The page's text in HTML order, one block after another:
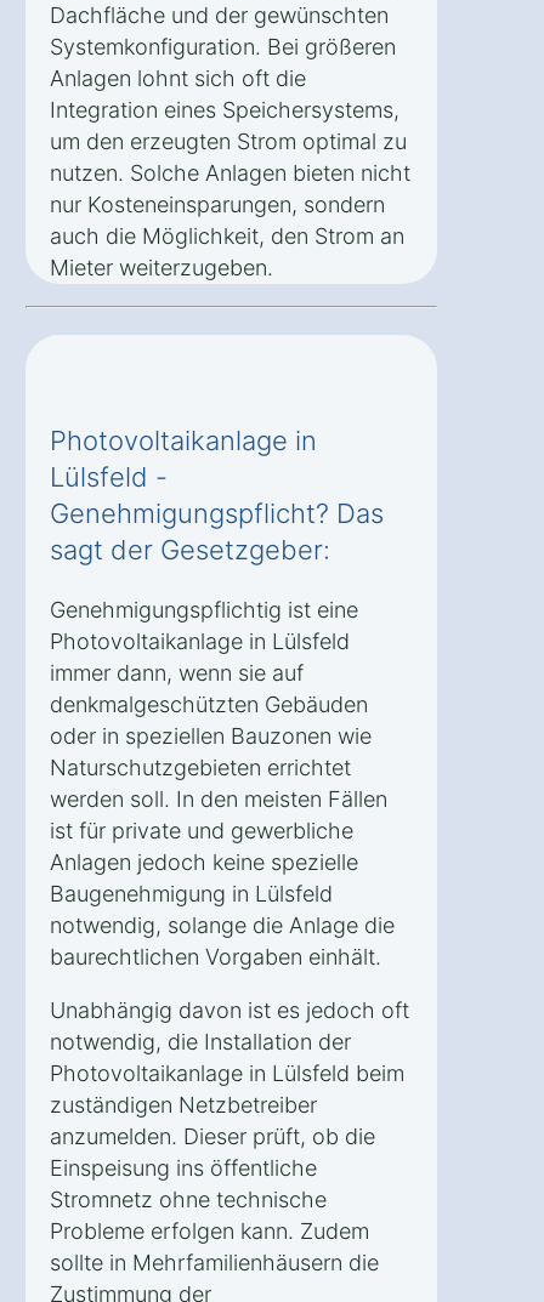
Dachfläche und der gewünschten
Systemkonfiguration. Bei größeren
Anlagen lohnt sich oft die
Integration eines Speichersystems,
um den erzeugten Strom optimal zu
nutzen. Solche Anlagen bieten nicht
nur Kosteneinsparungen, sondern
auch die Möglichkeit, den Strom an
Mieter weiterzugeben.
Photovoltaikanlage in
Lülsfeld -
Genehmigungspflicht? Das
sagt der Gesetzgeber:
Genehmigungspflichtig ist eine
Photovoltaikanlage in Lülsfeld
immer dann, wenn sie auf
denkmalgeschützten Gebäuden
oder in speziellen Bauzonen wie
Naturschutzgebieten errichtet
werden soll. In den meisten Fällen
ist für private und gewerbliche
Anlagen jedoch keine spezielle
Baugenehmigung in Lülsfeld
notwendig, solange die Anlage die
baurechtlichen Vorgaben einhält.
Unabhängig davon ist es jedoch oft
notwendig, die Installation der
Photovoltaikanlage in Lülsfeld beim
zuständigen Netzbetreiber
anzumelden. Dieser prüft, ob die
Einspeisung ins öffentliche
Stromnetz ohne technische
Probleme erfolgen kann. Zudem
sollte in Mehrfamilienhäusern die
Zustimmung der